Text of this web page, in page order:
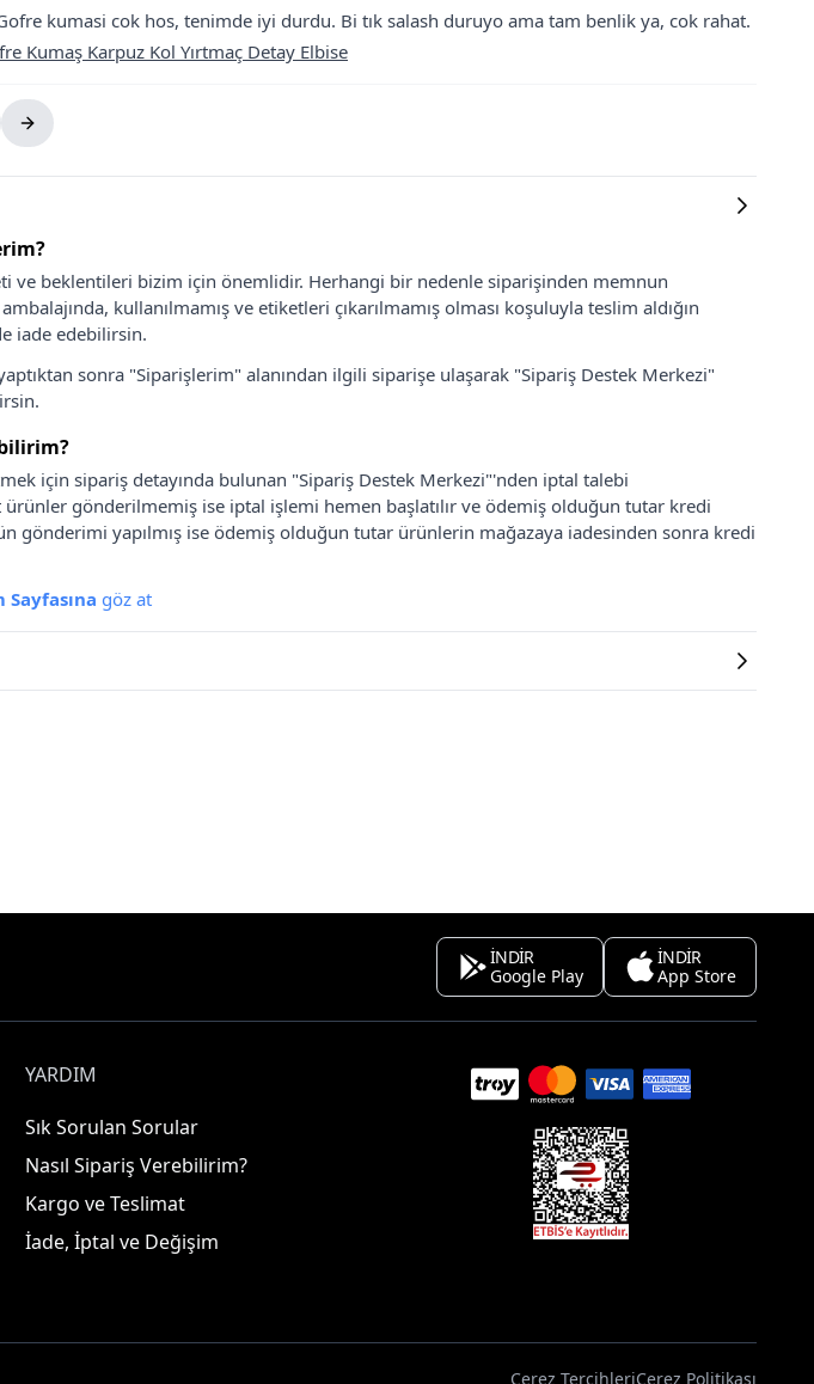
kumasi cok hos, tenimde iyi durdu. Bi tık salash duruyo ama tam benlik ya, cok rahat.
Kumaş Karpuz Kol Yırtmaç Detay Elbise
ve beklentileri bizim için önemlidir. Herhangi bir nedenle siparişinden memnun
kullanılmamış ve etiketleri çıkarılmamış olması koşuluyla teslim aldığın
iade edebilirsin.
sonra "Siparişlerim" alanından ilgili siparişe ulaşarak "Sipariş Destek Merkezi"
için sipariş detayında bulunan "Sipariş Destek Merkezi"'nden iptal talebi
gönderilmemiş ise iptal işlemi hemen başlatılır ve ödemiş olduğun tutar kredi
gönderimi yapılmış ise ödemiş olduğun tutar ürünlerin mağazaya iadesinden sonra kredi
Sayfasına göz at
İNDİR
Google Play
İNDİR
App Store
YARDIM
Sık Sorulan Sorular
Nasıl Sipariş Verebilirim?
Kargo ve Teslimat
İade, İptal ve Değişim
Çerez TercihleriÇerez Politikası